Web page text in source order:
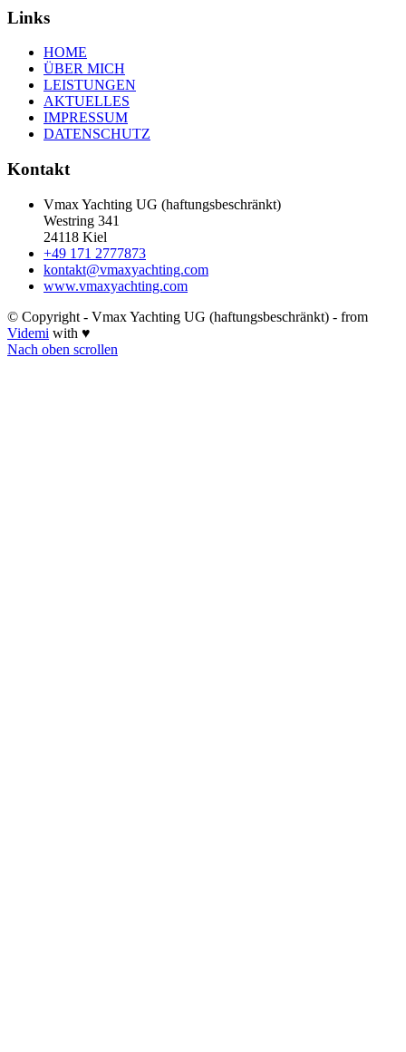
Links
HOME
ÜBER MICH
LEISTUNGEN
AKTUELLES
IMPRESSUM
DATENSCHUTZ
Kontakt
Vmax Yachting UG (haftungsbeschränkt)
Westring 341
24118 Kiel
+49 171 2777873
kontakt@vmaxyachting.com
www.vmaxyachting.com
© Copyright - Vmax Yachting UG (haftungsbeschränkt) - from
Videmi with ♥
Nach oben scrollen